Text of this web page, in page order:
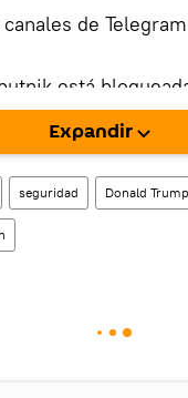
de
está
e
Expandir
seguridad Donald Trump